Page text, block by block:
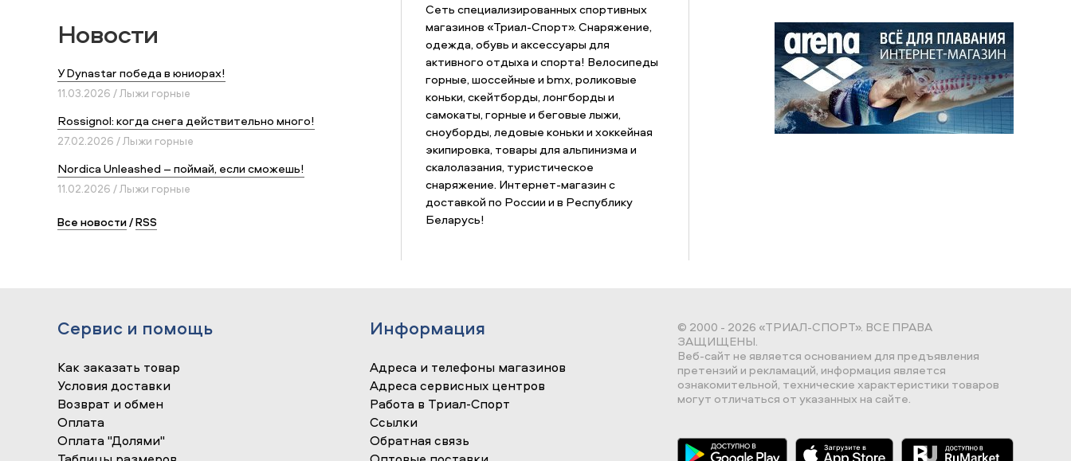
Новости
У Dynastar победа в юниорах!
11.03.2026 / Лыжи горные
Rossignol: когда снега действительно много!
27.02.2026 / Лыжи горные
Nordica Unleashed – поймай, если сможешь!
11.02.2026 / Лыжи горные
Все новости/RSS
Сеть специализированных спортивных
магазинов «Триал-Спорт». Снаряжение,
одежда, обувь и аксессуары для
активного отдыха и спорта! Велосипеды
горные, шоссейные и bmx, роликовые
коньки, скейтборды, лонгборды и
самокаты, горные и беговые лыжи,
сноуборды, ледовые коньки и хоккейная
экипировка, товары для альпинизма и
скалолазания, туристическое
снаряжение. Интернет-магазин с
доставкой по России и в Республику
Беларусь!
Сервис и помощь
Как заказать товар
Условия доставки
Возврат и обмен
Оплата
Оплата "Долями"
Информация
Адреса и телефоны магазинов
Адреса сервисных центров
Работа в Триал-Спорт
Ссылки
Обратная связь
© 2000 - 2026 «ТРИАЛ-СПОРТ». ВСЕ ПРАВА
ЗАЩИЩЕНЫ.
Веб-сайт не является основанием для предъявления
претензий и рекламаций, информация является
ознакомительной, технические характеристики товаров
могут отличаться от указанных на сайте.